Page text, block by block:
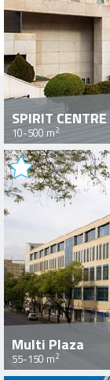
SPIRIT CENTRE
10-500 m2
Multi Plaza
55-150 m2